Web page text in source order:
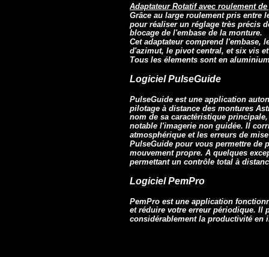
Adaptateur Rotatif avec roulement
Grâce au large roulement pris entre
pour réaliser un réglage très précis
blocage de l'embase de la monture.
Cet adaptateur comprend l'embase,
d'azimut, le pivot central, et six vis
Tous les élements sont en
Logiciel PulseGuide
PulseGuide est une application
pilotage à distance des montures
nom de sa caractéristique
notable l'imagerie non guidée. Il
atmosphérique et les erreurs de
PulseGuide pour vous permettre de
mouvement propre. A quelques
permettant un contrôle total à
Logiciel PemPro
PemPro est une application
et réduire votre erreur périodique. Il
considérablement la productivité en